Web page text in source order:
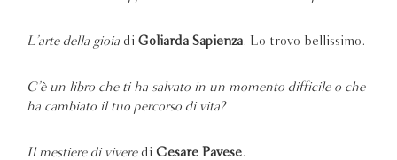
L’arte della gioia di Goliarda Sapienza. Lo trovo bellissimo.
C’è un libro che ti ha salvato in un momento difficile o che
ha cambiato il tuo percorso di vita?
Il mestiere di viveredi Cesare Pavese.